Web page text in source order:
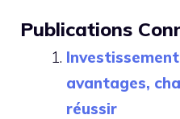
Publications
avantages,
réussir